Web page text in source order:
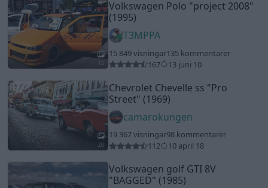
15
Volkswagen Polo "project 2008"
(1995)
T3MPPA
15 849 visningar135 kommentarer
167
13 juni 10
20
Chevrolet Chevelle ss "Pro
Street" (1969)
camarokungen
19 367 visningar98 kommentarer
112
10 april 18
Volkswagen golf GTI 8V
"BAGGED" (1985)